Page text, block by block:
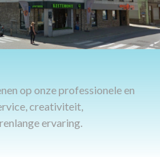
op onze professionele en
creativiteit,
ervaring.